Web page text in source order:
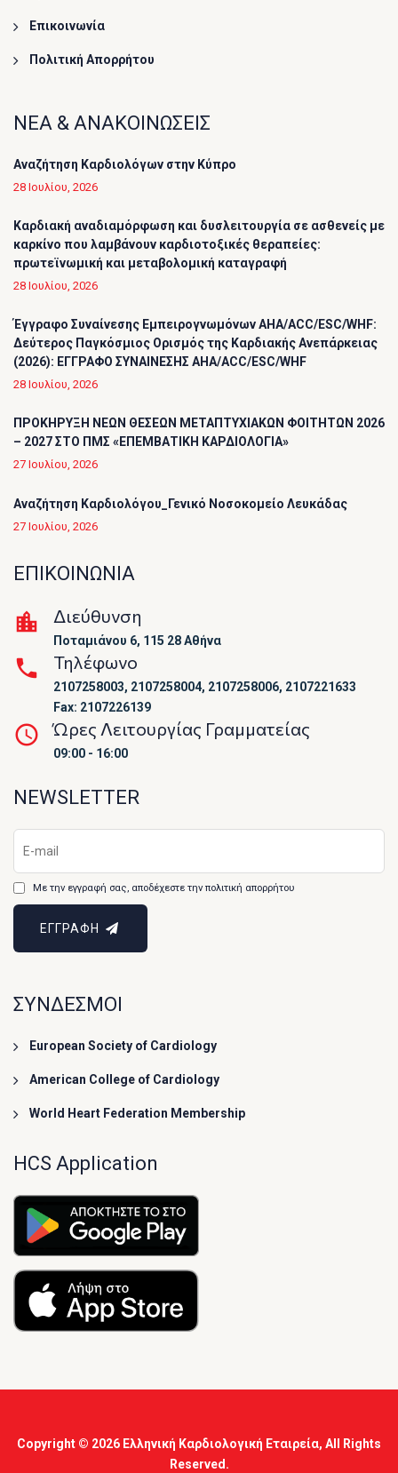
Επικοινωνία
Πολιτική Απορρήτου
ΝΕΑ & ΑΝΑΚΟΙΝΩΣΕΙΣ
Αναζήτηση Καρδιολόγων στην Κύπρο
28 Ιουλίου, 2026
Καρδιακή αναδιαμόρφωση και δυσλειτουργία σε ασθενείς με
καρκίνο που λαμβάνουν καρδιοτοξικές θεραπείες:
πρωτεϊνωμική και μεταβολομική καταγραφή
28 Ιουλίου, 2026
Έγγραφο Συναίνεσης Εμπειρογνωμόνων AHA/ACC/ESC/WHF:
Δεύτερος Παγκόσμιος Ορισμός της Καρδιακής Ανεπάρκειας
(2026): ΕΓΓΡΑΦΟ ΣΥΝΑΙΝΕΣΗΣ AHA/ACC/ESC/WHF
28 Ιουλίου, 2026
ΠΡΟΚΗΡΥΞΗ ΝΕΩΝ ΘΕΣΕΩΝ ΜΕΤΑΠΤΥΧΙΑΚΩΝ ΦΟΙΤΗΤΩΝ 2026
– 2027 ΣΤΟ ΠΜΣ «ΕΠΕΜΒΑΤΙΚΗ ΚΑΡΔΙΟΛΟΓΙΑ»
27 Ιουλίου, 2026
Αναζήτηση Καρδιολόγου_Γενικό Νοσοκομείο Λευκάδας
27 Ιουλίου, 2026
ΕΠΙΚΟΙΝΩΝΙΑ
Διεύθυνση
Ποταμιάνου 6, 115 28 Αθήνα
Τηλέφωνο
2107258003, 2107258004, 2107258006, 2107221633
Fax: 2107226139
Ώρες Λειτουργίας Γραμματείας
09:00 - 16:00
NEWSLETTER
Με την εγγραφή σας, αποδέχεστε την πολιτική απορρήτου
ΕΓΓΡΑΦΗ
ΣΥΝΔΕΣΜΟΙ
European Society of Cardiology
American College of Cardiology
World Heart Federation Membership
HCS Application
Copyright © 2026 Ελληνική Καρδιολογική Εταιρεία, All Rights
Reserved.